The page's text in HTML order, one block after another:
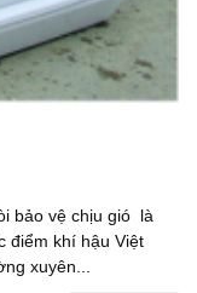
bảo vệ chịu gió là
điểm khí hậu Việt
xuyên...